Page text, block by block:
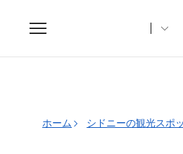
Toggle
navigation
ホーム シドニーの観光スポ